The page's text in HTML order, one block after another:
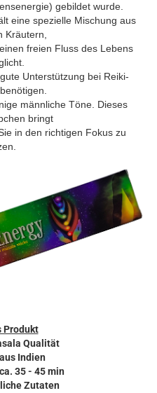
gebildet wurde.
eine spezielle Mischung aus
Kräutern,
freien Fluss des Lebens
Unterstützung bei Reiki-
männliche Töne. Dieses
bringt
in den richtigen Fokus zu
Produkt
Qualität
Indien
35 - 45 min
Zutaten